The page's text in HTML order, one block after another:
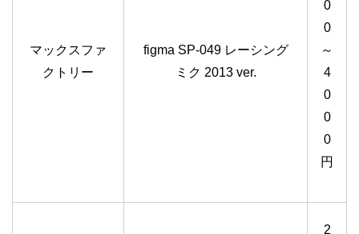
マックスファ
クトリー
figma SP-049 レーシング
ミク 2013 ver.
0
0
～
4
0
0
0
円
2